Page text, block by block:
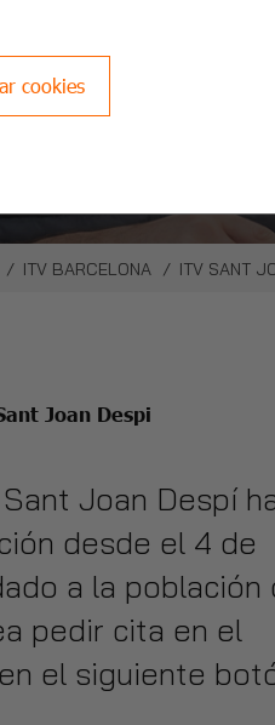
con Applus+.
con nuestra
del
ITV BARCELONA ITV SANT
Joan Despi
Joan Despí
desde el 4 de
a la población
pedir cita en el
el siguiente
cookies